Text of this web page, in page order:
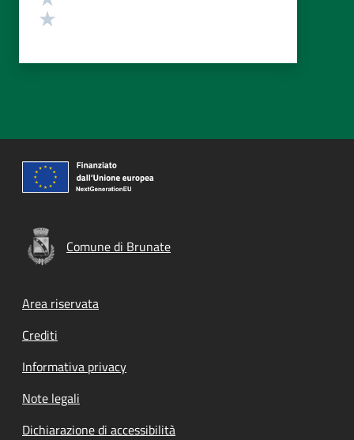
Comune di Brunate
Footer menu
Area riservata
Crediti
Informativa privacy
Note legali
Dichiarazione di accessibilità